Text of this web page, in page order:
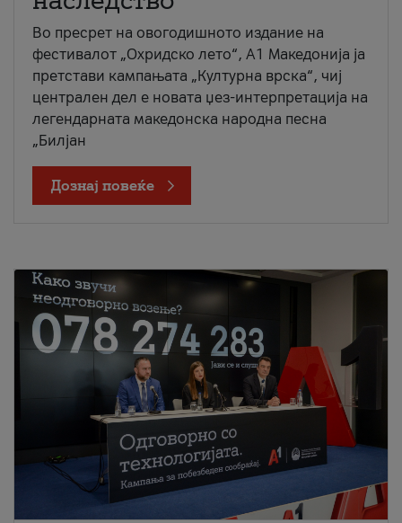
Во пресрет на овогодишното издание на
фестивалот „Охридско лето“, А1 Македонија ја
претстави кампањата „Културна врска“, чиј
централен дел е новата џез-интерпретација на
легендарната македонска народна песна
„Билјан
Дознај повеќе